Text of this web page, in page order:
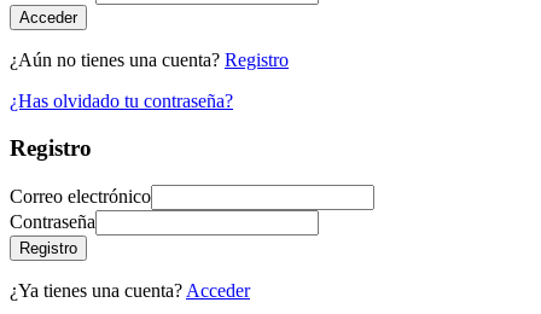
Acceder
¿Aún no tienes una cuenta? Registro
¿Has olvidado tu contraseña?
Registro
Correo electrónico
Contraseña
Registro
¿Ya tienes una cuenta? Acceder